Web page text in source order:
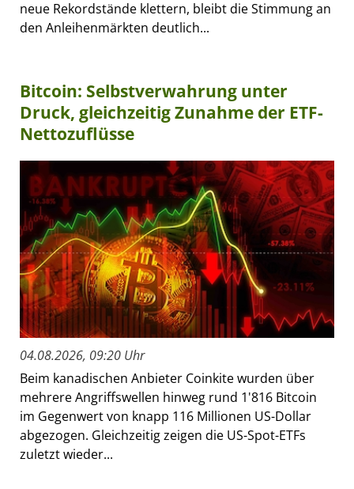
neue Rekordstände klettern, bleibt die Stimmung an
den Anleihenmärkten deutlich...
Bitcoin: Selbstverwahrung unter
Druck, gleichzeitig Zunahme der ETF-
Nettozuflüsse
04.08.2026, 09:20 Uhr
Beim kanadischen Anbieter Coinkite wurden über
mehrere Angriffswellen hinweg rund 1'816 Bitcoin
im Gegenwert von knapp 116 Millionen US-Dollar
abgezogen. Gleichzeitig zeigen die US-Spot-ETFs
zuletzt wieder...